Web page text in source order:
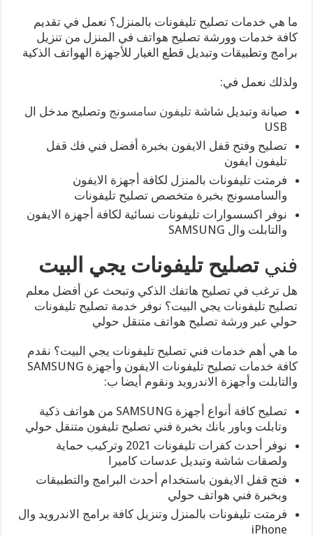
ما هي خدمات تصليح تليفونات بالمنزل؟ نعمل في تقديم
كافة خدمات وورشة تصليح هواتف في المنزل من تنزيل
برامج وتطبيقات وتبديل قطع الغيار للأجهزة الهواتف الذكية
ولذلك نعمل في:
صيانة وتبديل شاشةتليفون سامسونج وتصليح مدخل ال
USB
تصليح وفتح قفل الايفون بخبرة أفضل فني فك قفل
تليفون ايفون
فرمتت تليفونات بالمنزل لكافة أجهزة الايفون
والسامسونج بخبرة متخصص تصليح تليفونات
نوفر اكسسوارات تليفونات نسائية لكافة أجهزة الايفون
والتابلت وال SAMSUNG
فنيتصليح تليفونات يجي البيت
هل ترغب في تصليح هاتفك الذكي وتبحث عن أفضل معلم
تصليح تليفونات يجي البيت؟ نوفر خدمة تصليح تليفونات
حولي عبر ورشة تصليح هواتف متنقل حولي
ما هي أهم خدمات فني تصليح تليفونات يجي البيت؟ نقدم
كافة خدمات تصليح تليفونات الايفون وأجهزة SAMSUNG
والتابلت وأجهزة الاندرويد ونقوم أيضا ب:
تصليح كافة أنواع أجهزة SAMSUNG من هواتف ذكية
وتابلت وباور بانك بخبرة فني تصليح تليفون متنقل حولي
نوفر أحدث كفرات تليفونات 2021 وتركيب حماية
ولصقات شاشة وتبديل عدسات كاميرا
فتح قفل الايفون باستخدام أحدث البرامج والتطبيقات
وبخبرة فني هواتف حولي
فرمتت تليفونات بالمنزل وتنزيل كافة برامج الاندرويد وال
iPhone